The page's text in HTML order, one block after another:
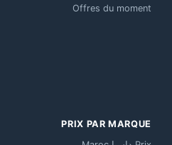
Offres du moment
PRIX PAR MARQUE